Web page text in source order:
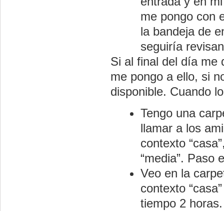
me pongo con
la bandeja de
seguiría
Si al final del día me
me pongo a ello, si
disponible. Cuando
Tengo una
llamar a los
contexto
“media”. Paso
Veo en la
contexto
tiempo 2 horas.